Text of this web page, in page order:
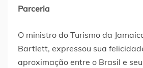
Parceria
O ministro do Turismo da
Bartlett, expressou sua
aproximação entre o Brasil e